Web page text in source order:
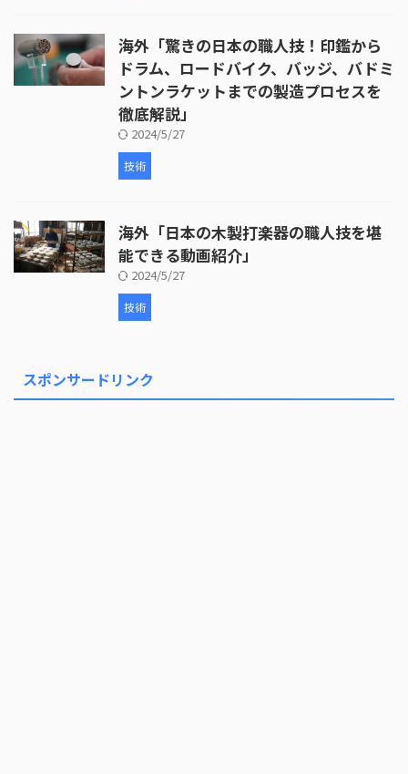
海外「驚きの日本の職人技！印鑑から
ドラム、ロードバイク、バッジ、バドミ
ントンラケットまでの製造プロセスを
徹底解説」
2024/5/27
技術
海外「日本の木製打楽器の職人技を堪
能できる動画紹介」
2024/5/27
技術
スポンサードリンク